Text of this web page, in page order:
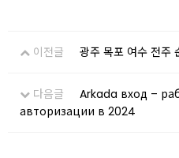
이전글
광주 목포 여수 전주
다음글
Arkada вход –
авторизации в 2024